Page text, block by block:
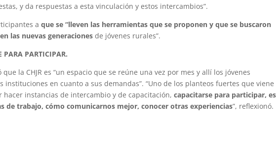
y da respuestas a esta vinculación y estos intercambios”.
aque se “lleven las herramientas que se proponen y que se buscaron
las nuevas generaciones de jóvenes rurales”.
PARA PARTICIPAR.
que la CHJR es “un espacio que se reúne una vez por mes y allí los jóvenes
en cuanto a sus demandas”. “Uno de los planteos fuertes que viene
hacer instancias de intercambio y de capacitación,capacitarse para participar, es
de trabajo, cómo comunicarnos mejor, conocer otras experiencias”, reflexionó.